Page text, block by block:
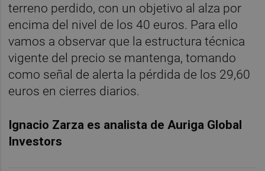
terreno perdido, con un objetivo al alza por
encima del nivel de los 40 euros. Para ello
vamos a observar que la estructura técnica
vigente del precio se mantenga, tomando
como señal de alerta la pérdida de los 29,60
euros en cierres diarios.
Ignacio Zarza es analista de Auriga Global
Investors